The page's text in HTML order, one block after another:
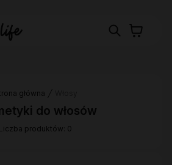
główna
do włosów
Liczba produktów: 0